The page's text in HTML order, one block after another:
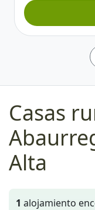
Casas
Alta
1 alojamiento